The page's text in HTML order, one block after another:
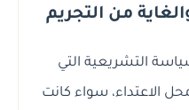
من التجريم
التشريعية التي
الاعتداء، سواء كانت